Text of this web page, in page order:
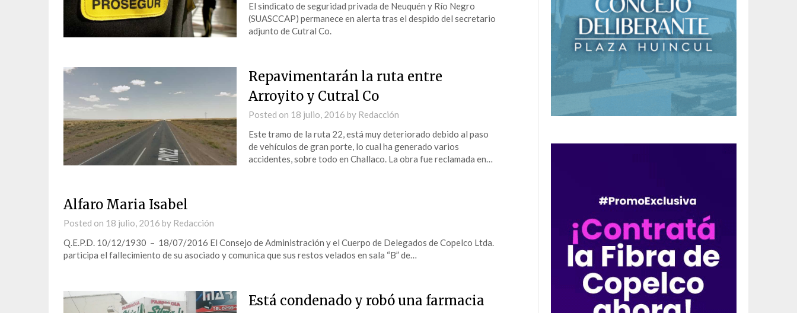
El sindicato de seguridad privada de Neuquén y Río Negro
(SUASCCAP) permanece en alerta tras el despido del secretario
adjunto de Cutral Co.
Repavimentarán la ruta entre
Arroyito y Cutral Co
Posted on 18 julio, 2016 by Redacción
Este tramo de la ruta 22, está muy deteriorado debido al paso
de vehículos de gran porte, lo cual ha generado varios
accidentes, sobre todo en Challaco. La obra fue reclamada en…
Alfaro Maria Isabel
Posted on 18 julio, 2016 by Redacción
Q.E.P.D. 10/12/1930 – 18/07/2016 El Consejo de Administración y el Cuerpo de Delegados de Copelco Ltda.
participa el fallecimiento de su asociado y comunica que sus restos velados en sala “B” de…
Está condenado y robó una farmacia